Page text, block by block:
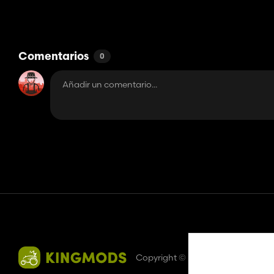
Comentarios 0
Copyright © 2018-2026